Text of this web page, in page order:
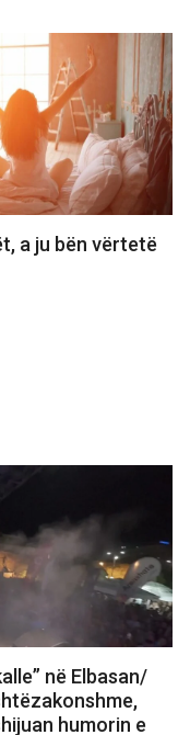
a ju bën vërtetë
në Elbasan/
humorin e